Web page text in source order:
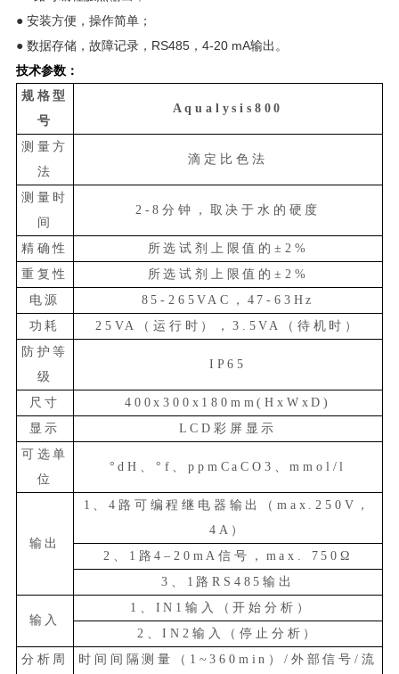
● 安装方便，操作简单；
● 数据存储，故障记录，RS485，4-20 mA输出。
技术参数：
规格型
号
Aqualysis800
测量方
法
滴定比色法
测量时
间
2-8分钟，取决于水的硬度
精确性 所选试剂上限值的 ±2%
重复性
所选试剂上限值的 ±2%
电源
85-265VAC，47-63Hz
功耗
25VA（运行时），3.5VA（待机时）
防护等
级
IP65
尺寸
400x300x180mm(HxWxD)
显示
LCD彩屏显示
可选单
位
°dH、°f、ppmCaCO3、mmol/l
输出
1、4路可编程继电器输出（max.250V，
4A）
2、1路4–20mA信号，max. 750Ω
3、1路RS485输出
输入
1、IN1输入（开始分析）
2、IN2输入（停止分析）
分析周
时间间隔测量（ 1~360min）/外部信号/流